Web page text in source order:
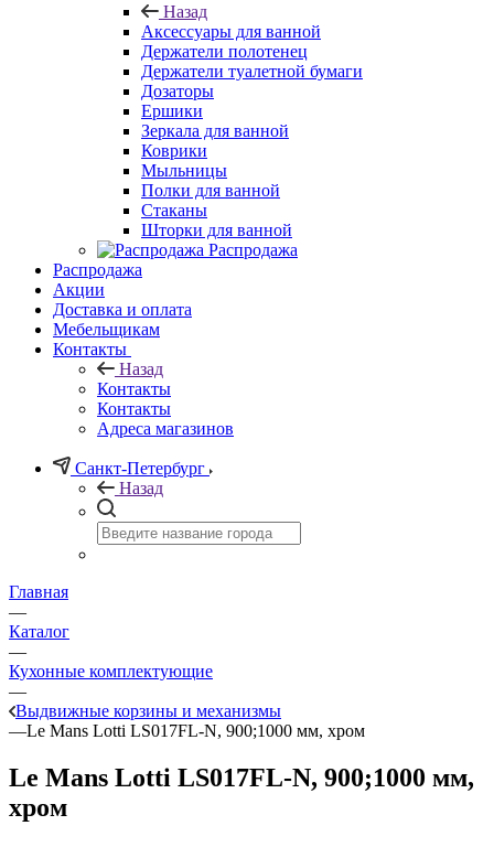
Назад
Аксессуары для ванной
Держатели полотенец
Держатели туалетной бумаги
Дозаторы
Ершики
Зеркала для ванной
Коврики
Мыльницы
Полки для ванной
Стаканы
Шторки для ванной
Распродажа
Распродажа
Акции
Доставка и оплата
Мебельщикам
Контакты
Назад
Контакты
Контакты
Адреса магазинов
Санкт-Петербург
Назад
Главная
—
Каталог
—
Кухонные комплектующие
—
Выдвижные корзины и механизмы
—Le Mans Lotti LS017FL-N, 900;1000 мм, хром
Le Mans Lotti LS017FL-N, 900;1000 мм,
хром